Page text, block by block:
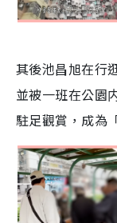
其後池昌旭在行
並被一班在公園
駐足觀賞，成為